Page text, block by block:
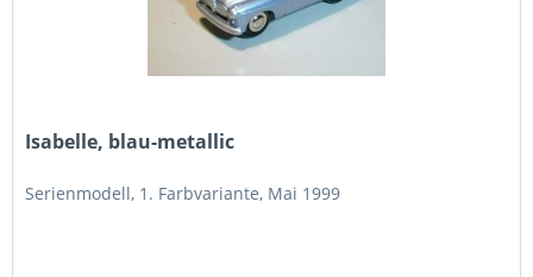
Isabelle, blau-metallic
Serienmodell, 1. Farbvariante, Mai 1999